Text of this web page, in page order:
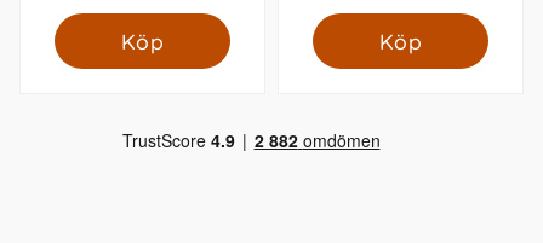
Köp Köp